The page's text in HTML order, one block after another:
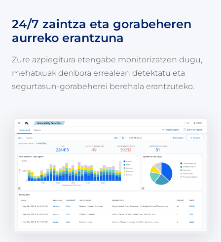
24/7 zaintza eta gorabeheren
aurreko erantzuna
Zure azpiegitura etengabe monitorizatzen dugu,
mehatxuak denbora errealean detektatu eta
segurtasun-gorabeherei berehala erantzuteko.